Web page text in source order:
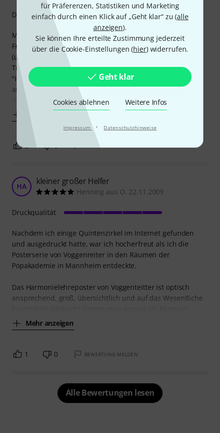
für Präferenzen, Statistiken und Marketing
einfach durch einen Klick auf „Geht klar“ zu (alle
anzeigen).
Sie können Ihre erteilte Zustimmung jederzeit
über die Cookie-Einstellungen (hier) widerrufen.
Geht klar
Cookies ablehnen Weitere Infos
Impressum · Datenschutzhinweise
Manchmal sind es doch die einfachen Kleinigkeiten, die
Freude machen und das Leben erleichtern. Nach vielen
(und nicht immer erfolgreichen) Versuchen das
Transponieren, bzw. die Sache mit den Vorzeichen rein
"intellektuell" zu erklären sage ich nun: "Schau doch mal
auf den Quintenzirkel an der Wand." Dasselbe funktioniert
auch, wenn D/F# auf der Gitarre durchgenommen
Druckqualität
2 0 BEWERTUNG MELDEN
HA kleiner großer Helfer
Henning aus O. 22.11.2009
Nachdem ich einige Quintenzirkel im Internet gefunden
und ausgedruckt hatte, war ich hocherfreut als ich die
Posterserie von Voggenreiter in den Räumen der
Popakademie in Mannheim entdeckte.
Das Harmonielehreposter von Voggenteitter ist optisch
ansprechend, groß, übersichtlich und auf das Wesentliche
Mehr anzeigen
Druckqualität
1 0 BEWERTUNG MELDEN
Alle Bewertungen lesen